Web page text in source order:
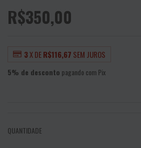
R$350,00
3X DER$116,67 SEM JUROS
5% de desconto pagando com Pix
QUANTIDADE